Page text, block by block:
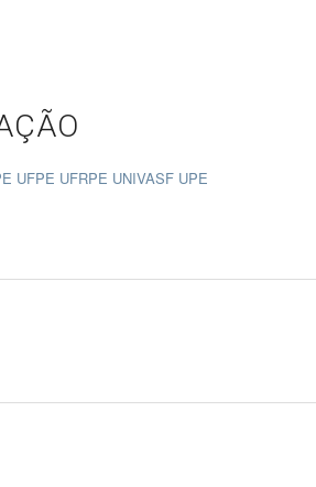
UFPE UFRPE UNIVASF UPE